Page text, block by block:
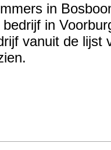
in
in
vanuit de lijst